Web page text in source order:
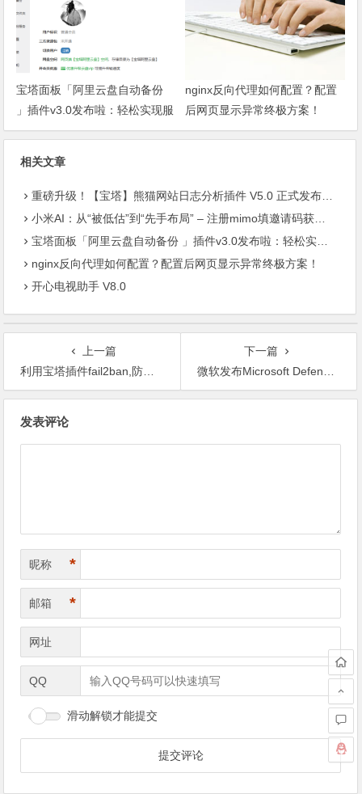
宝塔面板「阿里云盘自动备份
」插件v3.0发布啦：轻松实现服
务器数据异地容灾
nginx反向代理如何配置？配置
后网页显示异常终极方案！
相关文章
重磅升级！【宝塔】熊猫网站日志分析插件 V5.0 正式发布：智能体检+多维风控，运维效率全面跃升
小米AI：从“被低估”到“先手布局” – 注册mimo填邀请码获取奖励, 赶紧的薅羊毛
宝塔面板「阿里云盘自动备份 」插件v3.0发布啦：轻松实现服务器数据异地容灾
nginx反向代理如何配置？配置后网页显示异常终极方案！
开心电视助手 V8.0
上一篇
利用宝塔插件fail2ban,防止被扫描和CC
下一篇
微软发布Microsoft Defender ATP for linux,后续计划引入移动端
发表评论
昵称 *
邮箱 *
网址
QQ
滑动解锁才能提交